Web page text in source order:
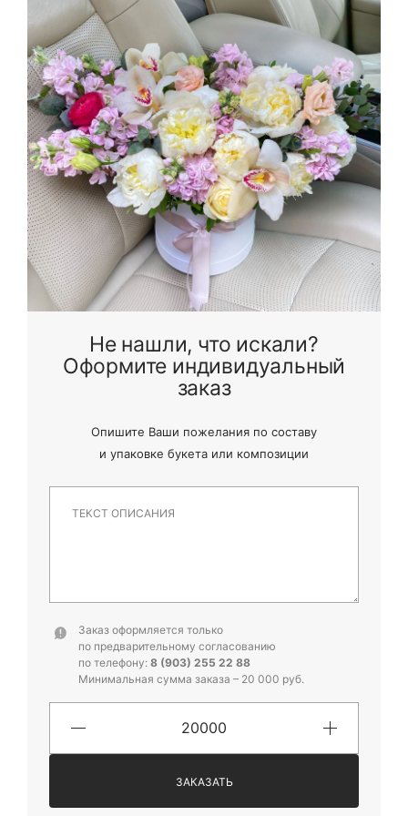
Не нашли, что искали?
Оформите индивидуальный
заказ
Опишите Ваши пожелания по составу
и упаковке букета или композиции
Заказ оформляется только
по предварительному согласованию
по телефону: 8 (903) 255 22 88
Минимальная сумма заказа – 20 000 руб.
ЗАКАЗАТЬ